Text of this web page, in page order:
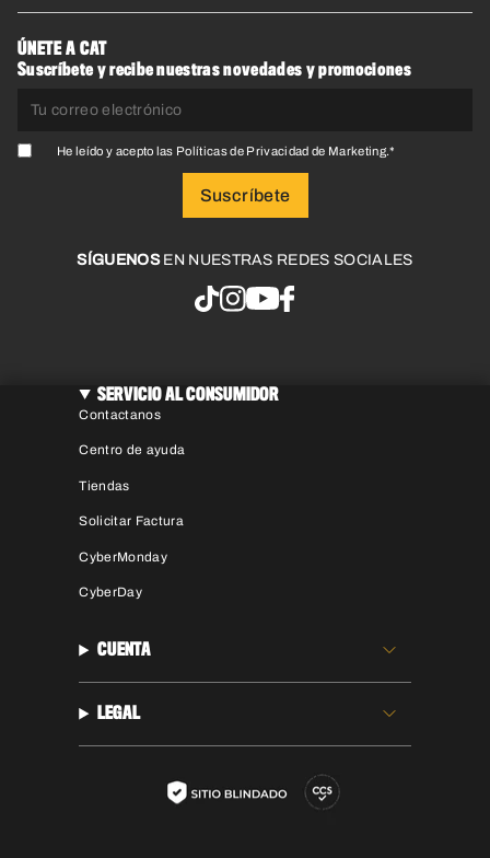
ÚNETE A CAT
Suscríbete y recibe nuestras novedades y promociones
He leído y acepto las Políticas de Privacidad de Marketing.*
SÍGUENOSEN NUESTRAS REDES SOCIALES
CUENTA
SERVICIO AL CONSUMIDOR
Contactanos
Centro de ayuda
Tiendas
Solicitar Factura
CyberMonday
CyberDay
LEGAL